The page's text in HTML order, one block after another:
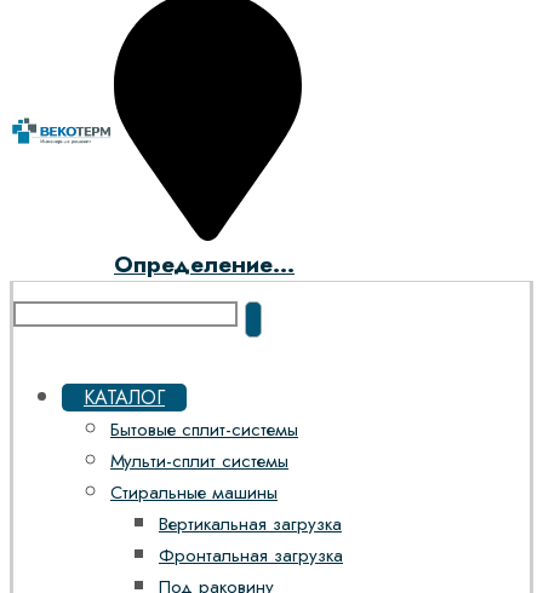
Определение...
КАТАЛОГ
Бытовые сплит-системы
Мульти-сплит системы
Стиральные машины
Вертикальная загрузка
Фронтальная загрузка
Под раковину